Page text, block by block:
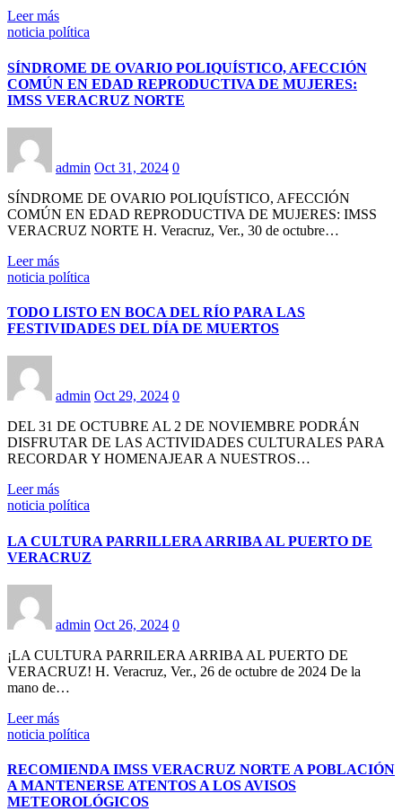
Leer más
noticia política
SÍNDROME DE OVARIO POLIQUÍSTICO, AFECCIÓN
COMÚN EN EDAD REPRODUCTIVA DE MUJERES:
IMSS VERACRUZ NORTE
admin Oct 31, 2024 0
SÍNDROME DE OVARIO POLIQUÍSTICO, AFECCIÓN
COMÚN EN EDAD REPRODUCTIVA DE MUJERES: IMSS
VERACRUZ NORTE H. Veracruz, Ver., 30 de octubre…
Leer más
noticia política
TODO LISTO EN BOCA DEL RÍO PARA LAS
FESTIVIDADES DEL DÍA DE MUERTOS
admin Oct 29, 2024 0
DEL 31 DE OCTUBRE AL 2 DE NOVIEMBRE PODRÁN
DISFRUTAR DE LAS ACTIVIDADES CULTURALES PARA
RECORDAR Y HOMENAJEAR A NUESTROS…
Leer más
noticia política
LA CULTURA PARRILLERA ARRIBA AL PUERTO DE
VERACRUZ
admin Oct 26, 2024 0
¡LA CULTURA PARRILERA ARRIBA AL PUERTO DE
VERACRUZ! H. Veracruz, Ver., 26 de octubre de 2024 De la
mano de…
Leer más
noticia política
RECOMIENDA IMSS VERACRUZ NORTE A POBLACIÓN
A MANTENERSE ATENTOS A LOS AVISOS
METEOROLÓGICOS